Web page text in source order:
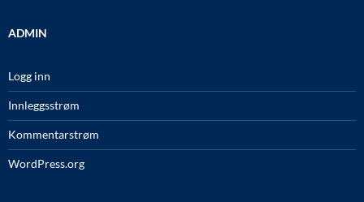
ADMIN
Logg inn
Innleggsstrøm
Kommentarstrøm
WordPress.org